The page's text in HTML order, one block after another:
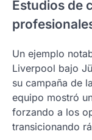
Estudios de
Un ejemplo
Liverpool bajo
su campaña de
equipo mostró
forzando a los
transicionando